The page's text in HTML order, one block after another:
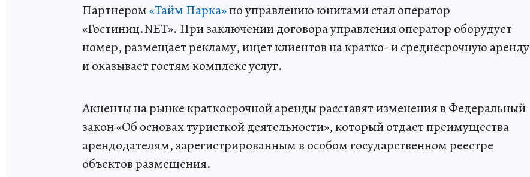
Партнером«Тайм Парка»по управлению юнитами стал оператор
«Гостиниц.NET». При заключении договора управления оператор оборудует
номер, размещает рекламу, ищет клиентов на кратко- и среднесрочную аренду
и оказывает гостям комплекс услуг.
Акценты на рынке краткосрочной аренды расставят изменения в Федеральный
закон «Об основах туристкой деятельности», который отдает преимущества
арендодателям, зарегистрированным в особом государственном реестре
объектов размещения.